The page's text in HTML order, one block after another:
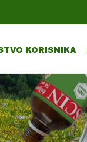
KORISNIKA